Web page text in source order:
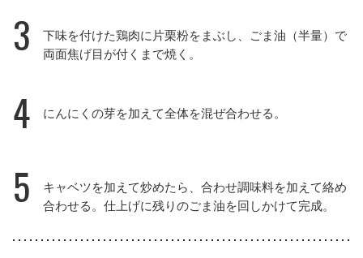
3
下味を付けた鶏肉に片栗粉をまぶし、ごま油（半量）で
両面焦げ目が付くまで焼く。
4 にんにくの芽を加えて全体を混ぜ合わせる。
5
キャベツを加えて炒めたら、合わせ調味料を加えて絡め
合わせる。仕上げに残りのごま油を回しかけて完成。